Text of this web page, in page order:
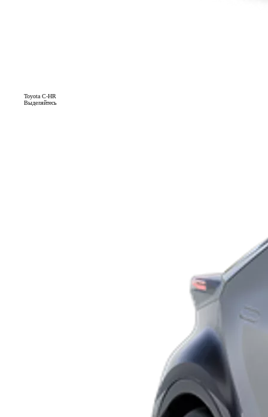
Toyota C-HR
Выделяйтесь